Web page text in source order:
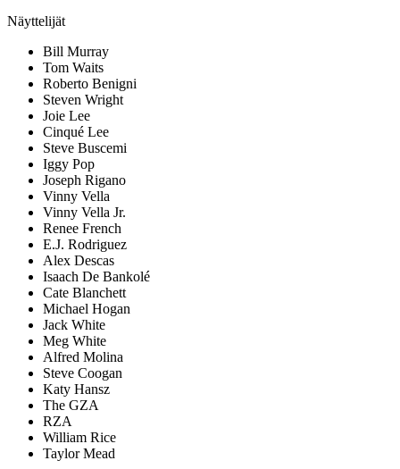
Näyttelijät
Bill Murray
Tom Waits
Roberto Benigni
Steven Wright
Joie Lee
Cinqué Lee
Steve Buscemi
Iggy Pop
Joseph Rigano
Vinny Vella
Vinny Vella Jr.
Renee French
E.J. Rodriguez
Alex Descas
Isaach De Bankolé
Cate Blanchett
Michael Hogan
Jack White
Meg White
Alfred Molina
Steve Coogan
Katy Hansz
The GZA
RZA
William Rice
Taylor Mead